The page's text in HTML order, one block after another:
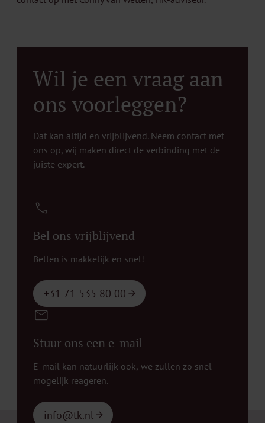
Wil je een vraag aan
ons voorleggen?
Dat kan altijd en vrijblijvend. Neem contact met
ons op, wij maken direct de verbinding met de
juiste expert.
Bel ons vrijblijvend
Bellen is makkelijk en snel!
+31 71 535 80 00
Stuur ons een e-mail
E-mail kan natuurlijk ook, we zullen zo snel
mogelijk reageren.
info@tk.nl